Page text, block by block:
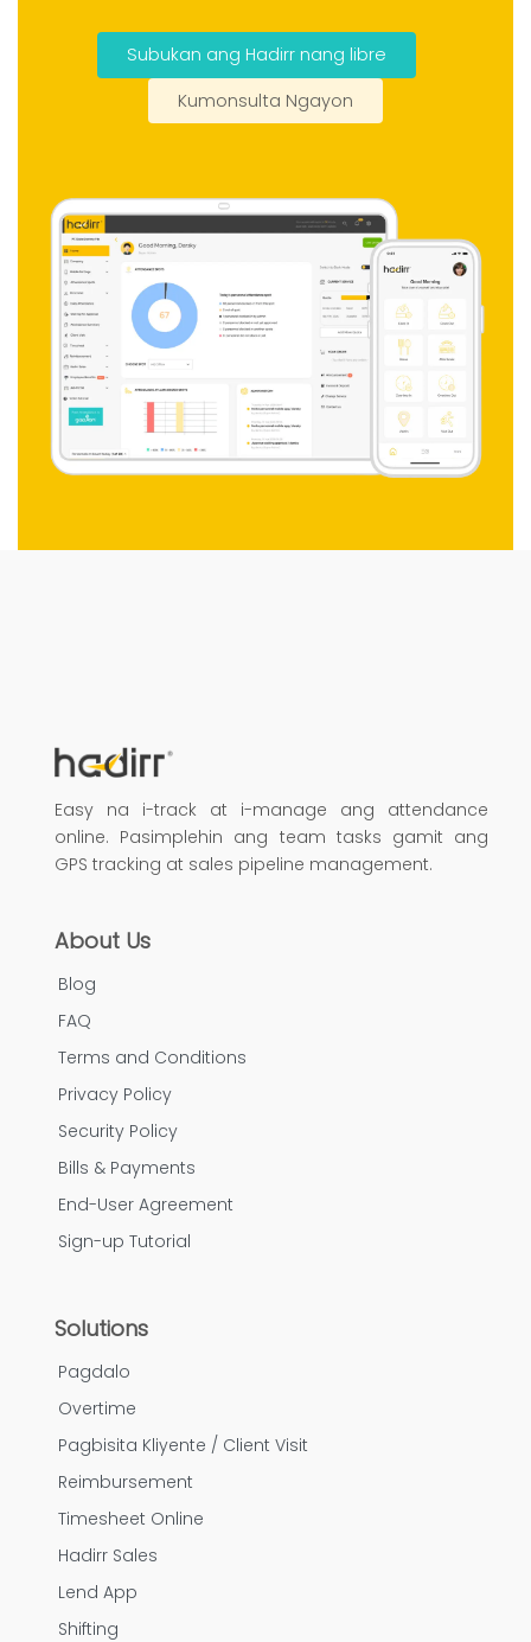
Subukan ang Hadirr nang libre
Kumonsulta Ngayon
Easy na i-track at i-manage ang attendance
online. Pasimplehin ang team tasks gamit ang
GPS tracking at sales pipeline management.
About Us
Blog
FAQ
Terms and Conditions
Privacy Policy
Security Policy
Bills & Payments
End-User Agreement
Sign-up Tutorial
Solutions
Pagdalo
Overtime
Pagbisita Kliyente / Client Visit
Reimbursement
Timesheet Online
Hadirr Sales
Lend App
Shifting